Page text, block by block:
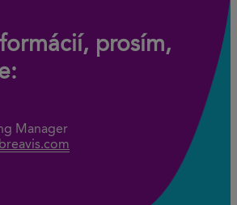
prosím,
Manager